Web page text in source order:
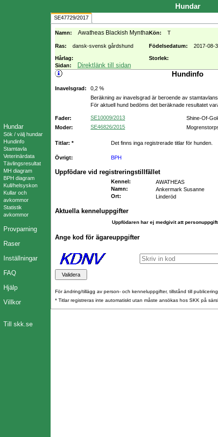
Hundar
Sök / välj hundar
Hundinfo
Stamtavla
Veterinärdata
Tävlingsresultat
MH diagram
BPH diagram
Kull/helsyskon
Kullar och
avkommor
Statistik
avkommor
Provparning
Raser
Inställningar
FAQ
Hjälp
Villkor
Till skk.se
Hundar
SE47729/2017
Namn: Awatheas Blackish MynthaKön: T
Ras: dansk-svensk gårdshund Födelsedatum: 2017-08-
Hårlag:
Storlek:
Sidan:
Direktlänk till sidan
Hundinfo
Inavelsgrad:
0,2 %
Beräkning av inavelsgrad är beroende av
För aktuell hund bedöms det beräknade resultatet
Fader: SE10009/2013
Shine-Of-
Moder:
SE46826/2015
Titlar: * Det finns inga registrerade titlar för hunden.
Övrigt: BPH
Uppfödare vid registreringstillfället
Kennel :
AWATHEAS
Namn:
Ankermark Susanne
Ort: Linderöd
Aktuella kenneluppgifter
Uppfödaren har ej medgivit att
Ange kod för ägareuppgifter
För ändring/tillägg av person- och kenneluppgifter, tillstånd till
* Titlar registreras inte automatiskt utan måste ansökas hos SKK på